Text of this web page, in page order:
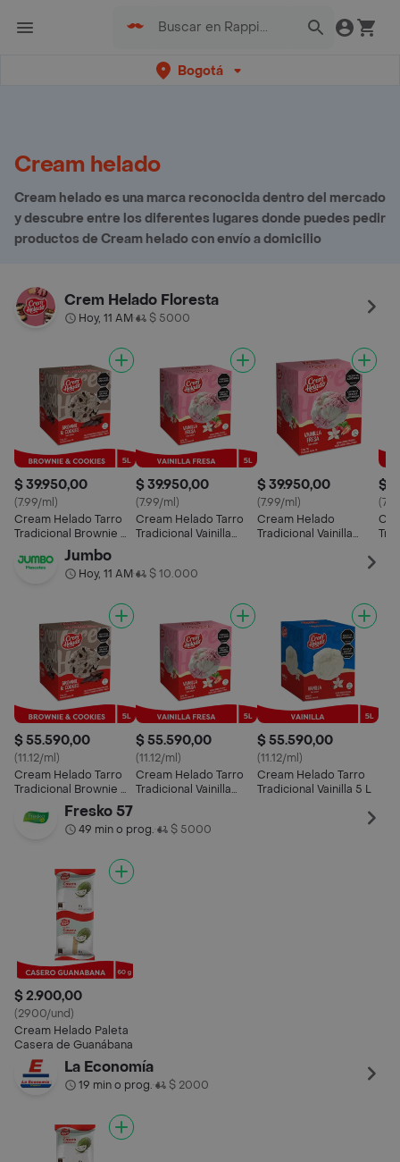
Bogotá
Cream helado
Cream helado es una marca reconocida dentro del mercado
y descubre entre los diferentes lugares donde puedes pedir
productos de Cream helado con envío a domicilio
Crem Helado Floresta
Hoy, 11 AM• $ 5000
$ 39.950,00
(7.99/ml)
Cream Helado Tarro
Tradicional Brownie &
Cookies 5 L
$ 39.950,00
(7.99/ml)
Cream Helado Tarro
Tradicional Vainilla
$ 39.950,00
(7.99/ml)
Cream Helado
Tradicional Vainilla
$
Jumbo
Hoy, 11 AM• $ 10.000
$ 55.590,00
(11.12/ml)
Cream Helado Tarro
Tradicional Brownie &
Cookies 5 L
$ 55.590,00
(11.12/ml)
Cream Helado Tarro
Tradicional Vainilla
$ 55.590,00
(11.12/ml)
Cream Helado Tarro
Tradicional Vainilla 5 L
Fresko 57
49 min o prog.• $ 5000
$ 2.900,00
(2900/und)
Cream Helado Paleta
Casera de Guanábana
La Economía
19 min o prog.• $ 2000